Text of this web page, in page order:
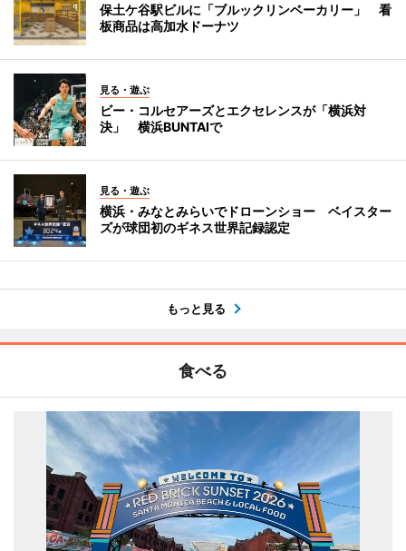
保土ケ谷駅ビルに「ブルックリンベーカリー」 看
板商品は高加水ドーナツ
見る・遊ぶ
ビー・コルセアーズとエクセレンスが「横浜対
決」 横浜BUNTAIで
見る・遊ぶ
横浜・みなとみらいでドローンショー ベイスター
ズが球団初のギネス世界記録認定
もっと見る
食べる